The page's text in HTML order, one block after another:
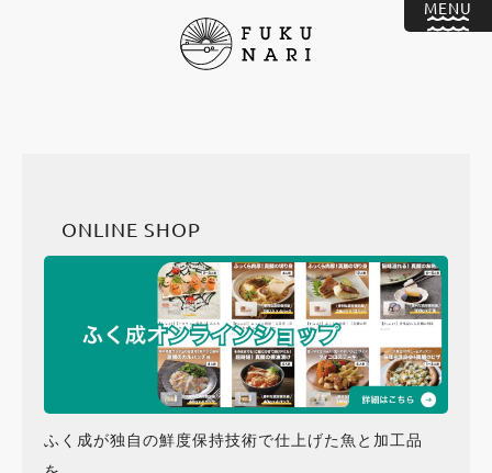
ONLINE SHOP
ふく成が独自の鮮度保持技術で仕上げた魚と加工品